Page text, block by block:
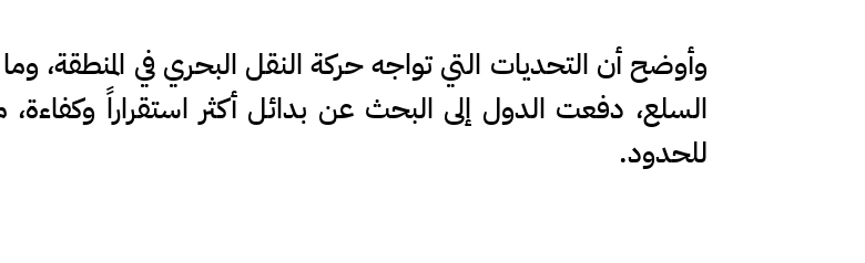
وأوضح أن التحديات التي تواجه حركة النقل البحري في المنطقة،
السلع، دفعت الدول إلى البحث عن بدائل أكثر استقراراً وكفاءة،
للحدود.